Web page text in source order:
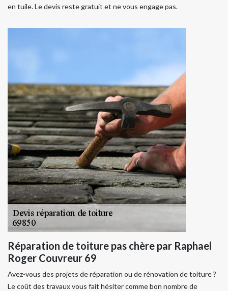
en tuile. Le devis reste gratuit et ne vous engage pas.
Réparation de toiture pas chère par Raphael
Roger Couvreur 69
Avez-vous des projets de réparation ou de rénovation de toiture ?
Le coût des travaux vous fait hésiter comme bon nombre de